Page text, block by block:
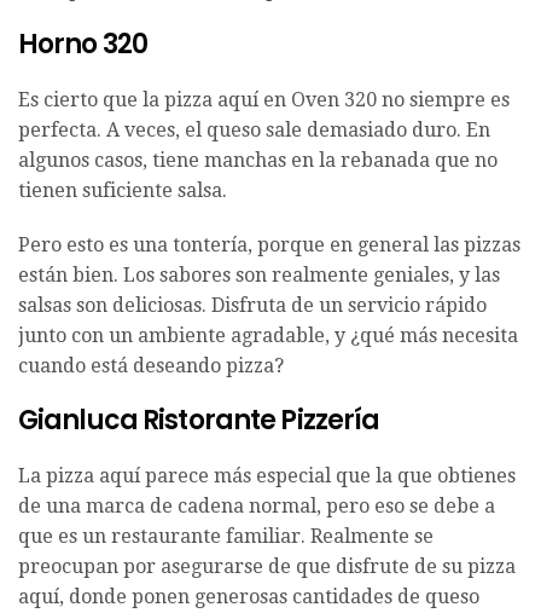
Horno 320
Es cierto que la pizza aquí en Oven 320 no siempre es
perfecta. A veces, el queso sale demasiado duro. En
algunos casos, tiene manchas en la rebanada que no
tienen suficiente salsa.
Pero esto es una tontería, porque en general las pizzas
están bien. Los sabores son realmente geniales, y las
salsas son deliciosas. Disfruta de un servicio rápido
junto con un ambiente agradable, y ¿qué más necesita
cuando está deseando pizza?
Gianluca Ristorante Pizzería
La pizza aquí parece más especial que la que obtienes
de una marca de cadena normal, pero eso se debe a
que es un restaurante familiar. Realmente se
preocupan por asegurarse de que disfrute de su pizza
aquí, donde ponen generosas cantidades de queso